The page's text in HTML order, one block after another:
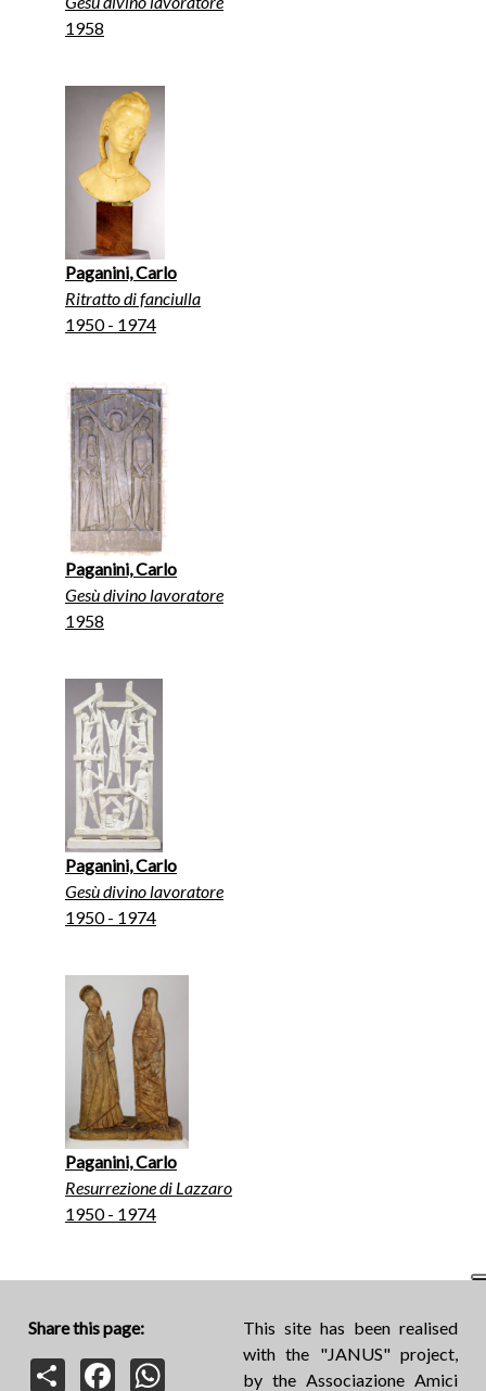
1958
Paganini, Carlo
Ritratto di fanciulla
1950 - 1974
Paganini, Carlo
Gesù divino lavoratore
1958
Paganini, Carlo
Gesù divino lavoratore
1950 - 1974
Paganini, Carlo
Resurrezione di Lazzaro
1950 - 1974
Share this page:
Share
Facebook
This site has been realised
with the "JANUS" project,
by the Associazione Amici